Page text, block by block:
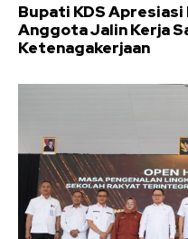
Bupati KDS Apresiasi
Anggota Jalin Kerja
Ketenagakerjaan